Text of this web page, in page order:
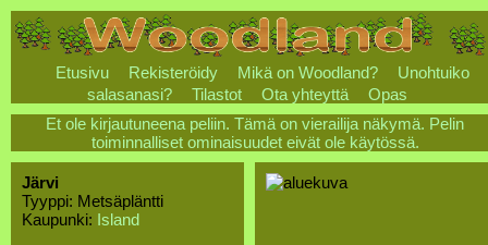
Etusivu Rekisteröidy Mikä on Woodland?
Unohtuiko
salasanasi?
Tilastot Ota yhteyttä
Opas
Et ole kirjautuneena peliin. Tämä on vierailija näkymä. Pelin
toiminnalliset ominaisuudet eivät ole käytössä.
Järvi
Tyyppi: Metsäpläntti
Kaupunki: Island